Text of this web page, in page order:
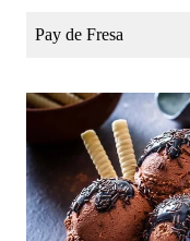
Pay de Fresa